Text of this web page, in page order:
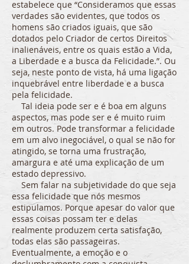
estabelece que “Consideramos que essas
verdades são evidentes, que todos os
homens são criados iguais, que são
dotados pelo Criador de certos Direitos
inalienáveis, entre os quais estão a Vida,
a Liberdade e a busca da Felicidade.”. Ou
seja, neste ponto de vista, há uma ligação
inquebrável entre liberdade e a busca
pela felicidade.
Tal ideia pode ser e é boa em alguns
aspectos, mas pode ser e é muito ruim
em outros. Pode transformar a felicidade
em um alvo inegociável, o qual se não for
atingido, se torna uma frustração,
amargura e até uma explicação de um
estado depressivo.
Sem falar na subjetividade do que seja
essa felicidade que nós mesmos
estipulamos. Porque apesar do valor que
essas coisas possam ter e delas
realmente produzem certa satisfação,
todas elas são passageiras.
Eventualmente, a emoção e o